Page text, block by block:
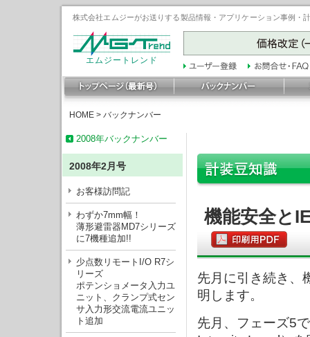
株式会社エムジーがお送りする製品情報・アプリケーション事例
エムジートレンド
HOME > バックナンバー
2008年バックナンバー
2008年2月号
お客様訪問記
わずか7mm幅！
薄形避雷器MD7シリーズ
に7機種追加!!
少点数リモートI/O R7シ
リーズ
ポテンショメータ入力ユ
ニット、クランプ式セン
サ入力形交流電流ユニッ
ト追加
機能安全と
先月に引き続き、
明します。
先月、フェーズ5